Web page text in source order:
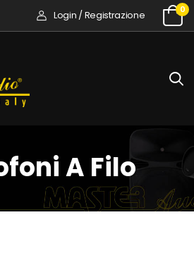
Login / Registrazione 0
A Filo